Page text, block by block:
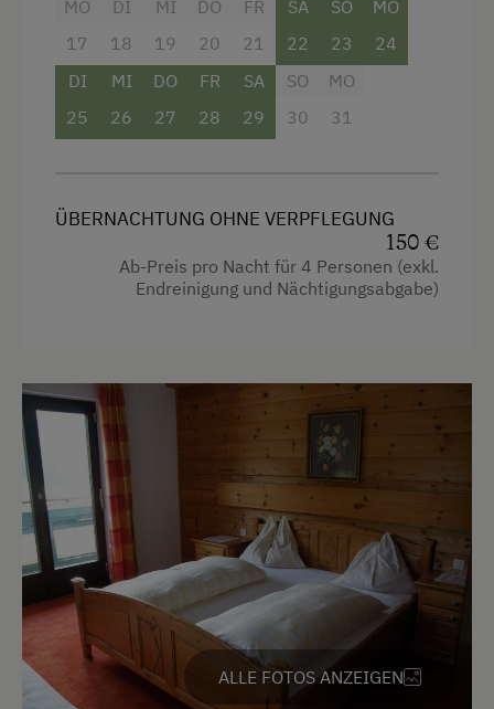
Haarföhn
Handtücher
Mikrowelle
Safe
Hochgeschwindigkeits-Internetanschluss
Küchenausstattung
Doppelbett (Kingsize)
Einzelbett
Ausziehcouch
MO
17
DI
18
MI
19
DO
20
FR
21
SA
22
SO
23
MO
24
DI
25
MI
26
DO
27
FR
28
SA
29
SO
30
MO
31
ÜBERNACHTUNG OHNE VERPFLEGUNG
150 €
Ab-Preis pro Nacht für 4 Personen (exkl.
Endreinigung und Nächtigungsabgabe)
ALLE FOTOS ANZEIGEN